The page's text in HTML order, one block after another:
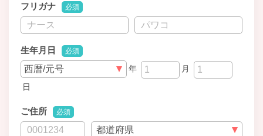
フリガナ 必須
生年月日 必須
年
月
日
ご住所 必須